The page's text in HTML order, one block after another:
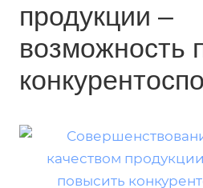
продукции –
возможность